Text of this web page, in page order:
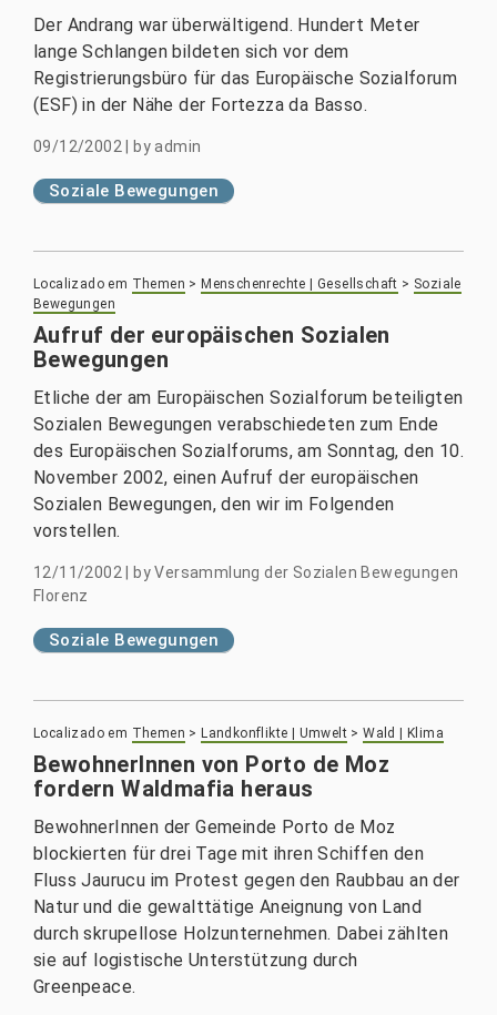
Der Andrang war überwältigend. Hundert Meter
lange Schlangen bildeten sich vor dem
Registrierungsbüro für das Europäische Sozialforum
(ESF) in der Nähe der Fortezza da Basso.
09/12/2002 byadmin
Soziale Bewegungen
Localizado em Themen > Menschenrechte | Gesellschaft > Soziale
Bewegungen
Aufruf der europäischen Sozialen
Bewegungen
Etliche der am Europäischen Sozialforum beteiligten
Sozialen Bewegungen verabschiedeten zum Ende
des Europäischen Sozialforums, am Sonntag, den 10.
November 2002, einen Aufruf der europäischen
Sozialen Bewegungen, den wir im Folgenden
vorstellen.
12/11/2002 byVersammlung der Sozialen Bewegungen
Florenz
Soziale Bewegungen
Localizado em Themen > Landkonflikte | Umwelt >Wald | Klima
BewohnerInnen von Porto de Moz
fordern Waldmafia heraus
BewohnerInnen der Gemeinde Porto de Moz
blockierten für drei Tage mit ihren Schiffen den
Fluss Jaurucu im Protest gegen den Raubbau an der
Natur und die gewalttätige Aneignung von Land
durch skrupellose Holzunternehmen. Dabei zählten
sie auf logistische Unterstützung durch
Greenpeace.